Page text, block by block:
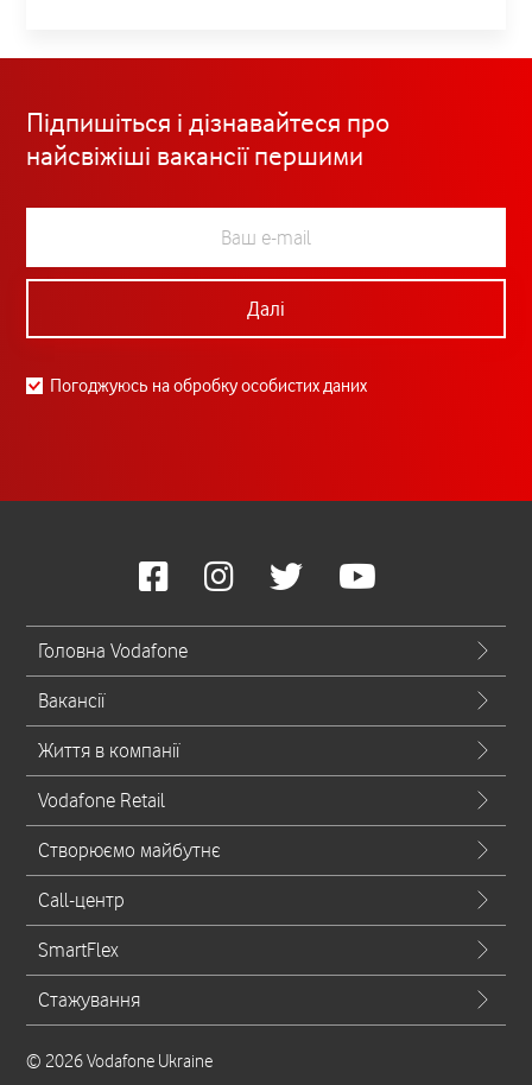
Підпишіться і дізнавайтеся про
найсвіжіші вакансії першими
Далі
Погоджуюсь на обробку особистих даних
Головна Vodafone
Вакансії
Життя в компанії
Vodafone Retail
Створюємо майбутнє
Call-центр
SmartFlex
Стажування
© 2026 Vodafone Ukraine